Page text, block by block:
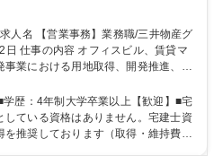
社宅あり
賃貸マ
業における用地取得、開発推進、賃
う営業部門において事務業務を担当
務（各種費用支払、支払管理、請
申請対応）・予算作成及び予実管
歴：4年制大学卒業以上【歓迎】■宅
ている資格はありません。宅建士資
推奨しております（取得・維持費用